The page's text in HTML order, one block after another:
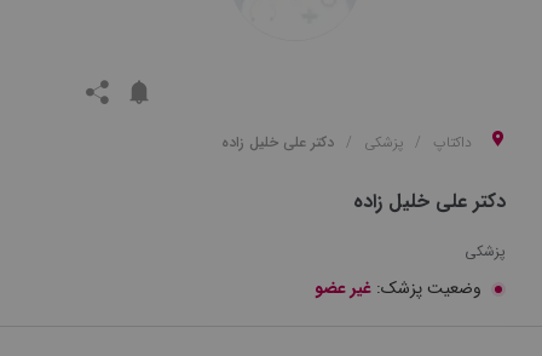
داکتاپ پزشکی دکتر علی خلیل زاده
دکتر علی خلیل زاده
پزشکی
وضعیت پزشک: غیر عضو